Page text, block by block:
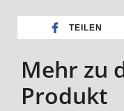
TEILEN
Mehr zu
Produkt